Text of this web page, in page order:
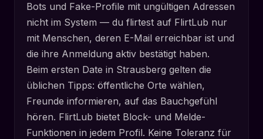
Bots und Fake-Profile mit ungültigen Adressen
nicht im System — du flirtest auf FlirtLub nur
mit Menschen, deren E-Mail erreichbar ist und
die ihre Anmeldung aktiv bestätigt haben.
Beim ersten Date in Strausberg gelten die
üblichen Tipps: öffentliche Orte wählen,
Freunde informieren, auf das Bauchgefühl
hören. FlirtLub bietet Block- und Melde-
Funktionen in jedem Profil. Keine Toleranz für